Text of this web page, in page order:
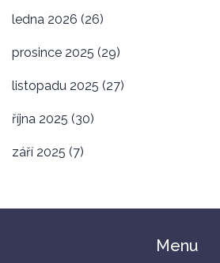
ledna 2026 (26)
prosince 2025 (29)
listopadu 2025 (27)
října 2025 (30)
září 2025 (7)
Menu